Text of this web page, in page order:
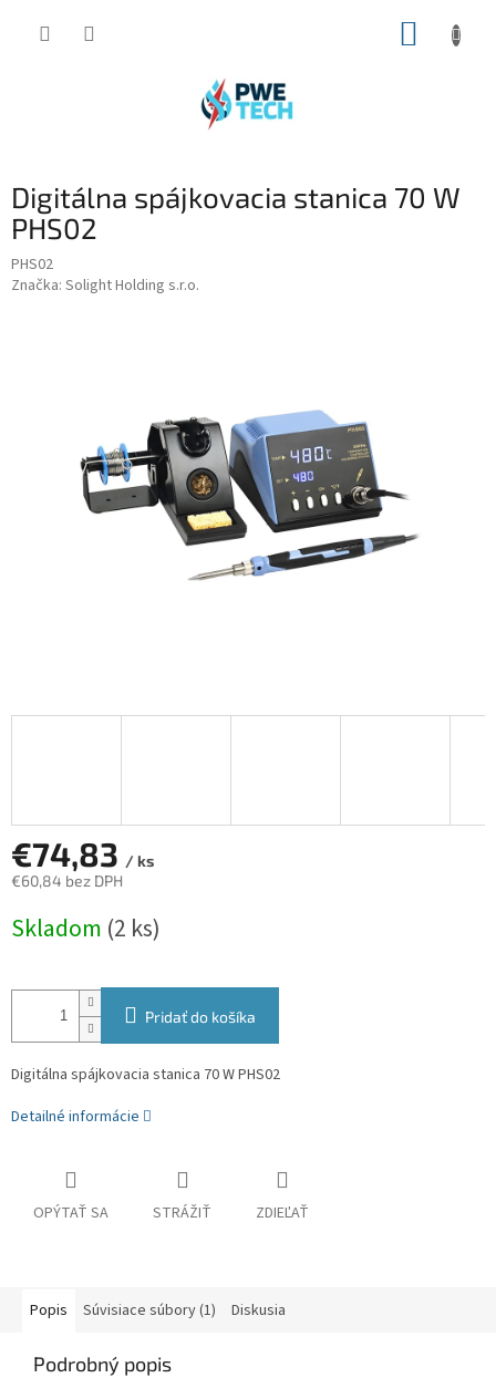
Digitálna spájkovacia stanica 70 W
PHS02
PHS02
Značka: Solight Holding s.r.o.
€74,83 / ks
€60,84 bez DPH
cena:
Skladom (2 ks)
Pridať do košíka
Digitálna spájkovacia stanica 70 W PHS02
Detailné informácie
OPÝTAŤ SA STRÁŽIŤ ZDIEĽAŤ
Popis Súvisiace súbory (1) Diskusia
Podrobný popis